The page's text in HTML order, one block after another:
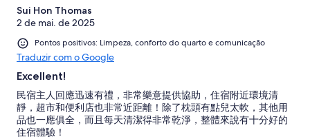
Sui Hon Thomas
2 de mai. de 2025
Pontos positivos: Limpeza, conforto do quarto e comunicação
Traduzir com o Google
Excellent!
民宿主人回應迅速有禮，非常樂意提供協助，住宿附近環境清
靜，超市和便利店也非常近距離！除了枕頭有點兒太軟，其他用
品也一應俱全，而且每天清潔得非常乾淨，整體來說有十分好的
住宿體驗！